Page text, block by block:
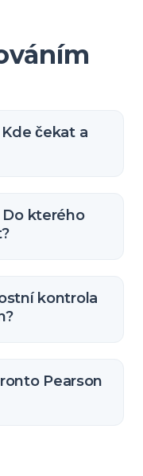
čekat a
Do kterého
kontrola
Pearson